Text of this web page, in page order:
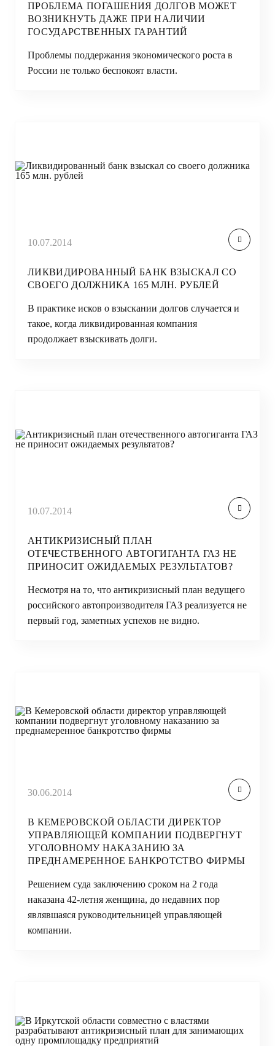
ПРОБЛЕМА ПОГАШЕНИЯ ДОЛГОВ МОЖЕТ
ВОЗНИКНУТЬ ДАЖЕ ПРИ НАЛИЧИИ
ГОСУДАРСТВЕННЫХ ГАРАНТИЙ
Проблемы поддержания экономического роста в
России не только беспокоят власти.
10.07.2014
ЛИКВИДИРОВАННЫЙ БАНК ВЗЫСКАЛ СО
СВОЕГО ДОЛЖНИКА 165 МЛН. РУБЛЕЙ
В практике исков о взыскании долгов случается и
такое, когда ликвидированная компания
продолжает взыскивать долги.
10.07.2014
АНТИКРИЗИСНЫЙ ПЛАН
ОТЕЧЕСТВЕННОГО АВТОГИГАНТА ГАЗ НЕ
ПРИНОСИТ ОЖИДАЕМЫХ РЕЗУЛЬТАТОВ?
Несмотря на то, что антикризисный план ведущего
российского автопроизводителя ГАЗ реализуется не
первый год, заметных успехов не видно.
30.06.2014
В КЕМЕРОВСКОЙ ОБЛАСТИ ДИРЕКТОР
УПРАВЛЯЮЩЕЙ КОМПАНИИ ПОДВЕРГНУТ
УГОЛОВНОМУ НАКАЗАНИЮ ЗА
ПРЕДНАМЕРЕННОЕ БАНКРОТСТВО ФИРМЫ
Решением суда заключению сроком на 2 года
наказана 42-летня женщина, до недавних пор
являвшаяся руководительницей управляющей
компании.